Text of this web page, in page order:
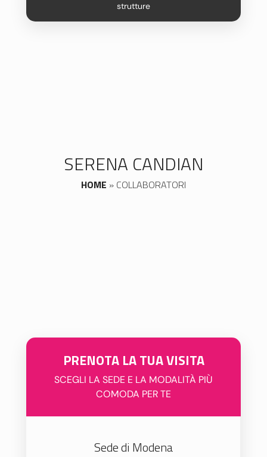
strutture
SERENA CANDIAN
HOME » COLLABORATORI
PRENOTA LA TUA VISITA
SCEGLI LA SEDE E LA MODALITÀ PIÙ
COMODA PER TE
Sede di Modena